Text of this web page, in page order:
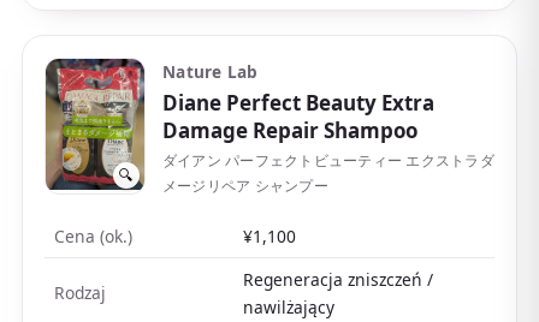
🔍
Nature Lab
Diane Perfect Beauty Extra
Damage Repair Shampoo
ダイアン パーフェクトビューティー エクストラダ
メージリペア シャンプー
Cena (ok.) ¥1,100
Rodzaj
Regeneracja zniszczeń /
nawilżający